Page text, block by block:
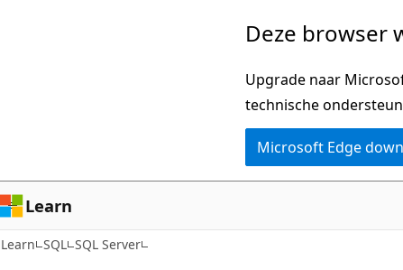
Deze browser
Upgrade naar
technische
Microsoft Edge
Learn
Learn SQL SQL Server